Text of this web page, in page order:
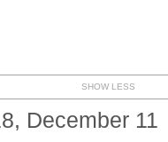
SHOW LESS
December 11